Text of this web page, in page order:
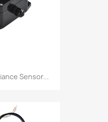
Sensor...